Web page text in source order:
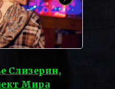
Слизерин,
Мира